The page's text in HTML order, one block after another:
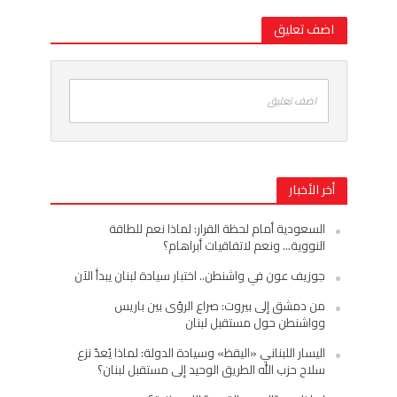
اضف تعليق
اضف تعليق
أخر الأخبار
السعودية أمام لحظة القرار: لماذا نعم للطاقة
النووية… ونعم لاتفاقيات أبراهام؟
جوزيف عون في واشنطن.. اختبار سيادة لبنان يبدأ الآن
من دمشق إلى بيروت: صراع الرؤى بين باريس
وواشنطن حول مستقبل لبنان
اليسار اللبناني «اليقظ» وسيادة الدولة: لماذا يُعدّ نزع
سلاح حزب الله الطريق الوحيد إلى مستقبل لبنان؟